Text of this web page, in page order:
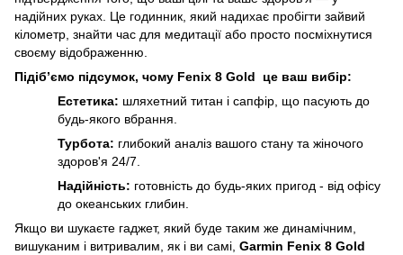
надійних руках. Це годинник, який надихає пробігти зайвий
кілометр, знайти час для медитації або просто посміхнутися
своєму відображенню.
Підіб’ємо підсумок, чому Fenix 8 Gold це ваш вибір:
Естетика: шляхетний титан і сапфір, що пасують до
будь-якого вбрання.
Турбота: глибокий аналіз вашого стану та жіночого
здоров'я 24/7.
Надійність: готовність до будь-яких пригод - від офісу
до океанських глибин.
Якщо ви шукаєте гаджет, який буде таким же динамічним,
вишуканим і витривалим, як і ви самі, Garmin Fenix 8 Gold